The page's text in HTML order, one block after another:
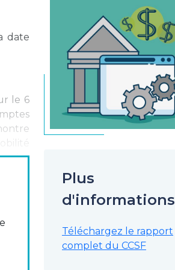
date
le 6
des
ces
les
Plus
d'informations
Téléchargez le rapport
complet du CCSF